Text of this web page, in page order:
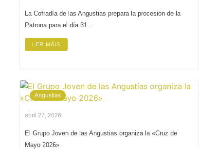
La Cofradía de las Angustias prepara la procesión de la
Patrona para el día 31...
LER MÁIS
Angustias
abril 27, 2026
El Grupo Joven de las Angustias organiza la «Cruz de
Mayo 2026»